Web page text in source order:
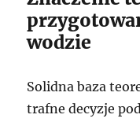
wodzie
Solidna baza
trafne decyzje